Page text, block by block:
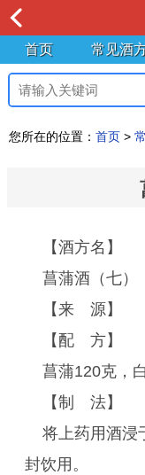
首页 常见酒
您所在的位置： 首页 >
【酒方名】
菖蒲酒（七）
【来 源】
【配 方】
菖蒲120克，
【制 法】
将上药用酒浸
封饮用。